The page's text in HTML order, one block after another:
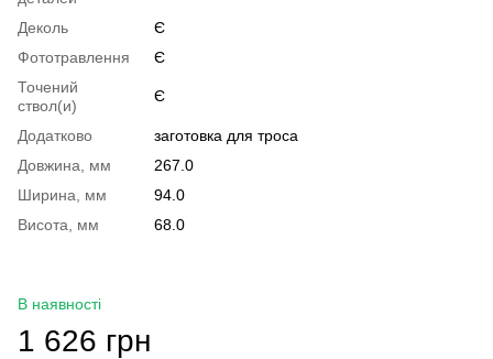
Деколь
Є
Фототравлення
Є
Точений
ствол(и)
Є
Додатково
заготовка для троса
Довжина, мм
267.0
Ширина, мм
94.0
Висота, мм
68.0
В наявності
1 626 грн